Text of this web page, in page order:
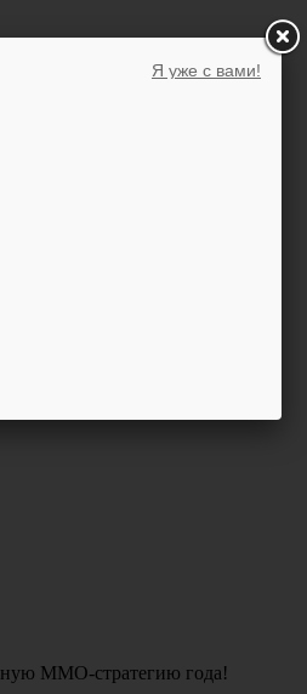
ММО-стратегию года!
Я уже с вами!